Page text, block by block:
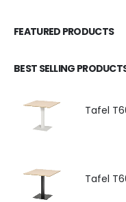
FEATURED PRODUCTS
BEST SELLING
Tafel
Tafel